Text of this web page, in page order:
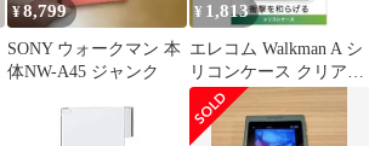
¥8,799
SONY ウォークマン 本
体NW-A45 ジャンク
¥ 1,813
エレコム Walkman A シ
リコンケース クリア
AVS-A17SCCR 1